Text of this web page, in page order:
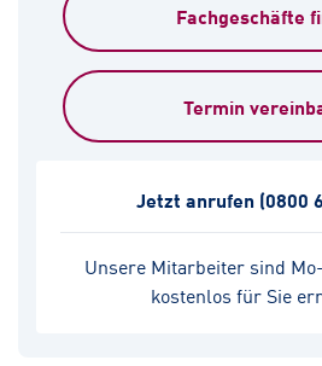
Fachgeschäfte
Termin
Unsere Mitarbeiter sind
kostenlos für Sie
Jetzt anrufen (0800